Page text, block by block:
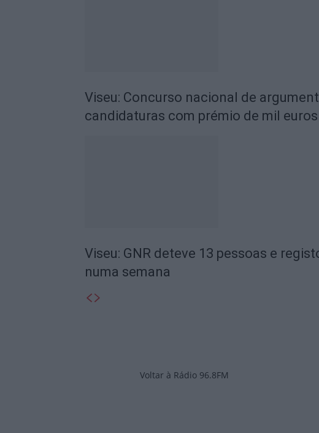
Viseu: Concurso nacional de
candidaturas com prémio de mil euros
Viseu: GNR deteve 13 pessoas e
numa semana
Voltar à Rádio 96.8FM